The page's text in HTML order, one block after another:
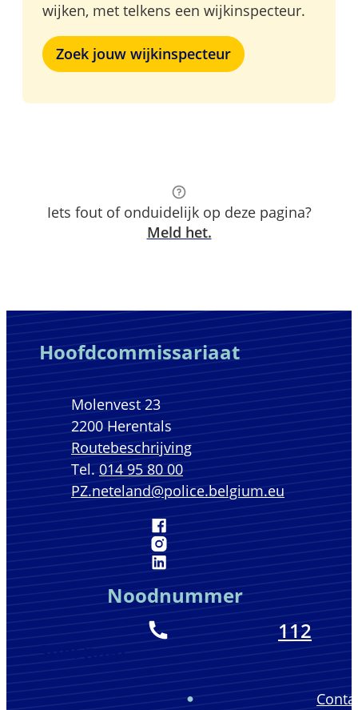
wijken, met telkens een wijkinspecteur.
Zoek jouw wijkinspecteur
Iets fout of onduidelijk op deze pagina?
Meld het.
Contact & openingsuren
Hoofdcommissariaat
AdresMolenvest 23
,2200 Herentals
Routebeschrijving
014 95 80 00
E-mailPZ.neteland@police.belgium.eu
Hoofdcommissariaat
Hoofdcommissariaat
Hoofdcommissariaat
Noodnummer
112